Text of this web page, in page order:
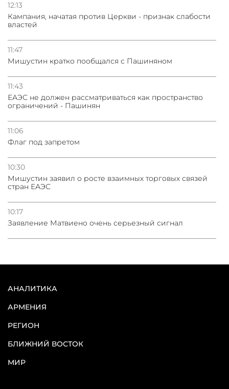
12:13
Кампания, начатая против Церкви - признак слабости
властей
11:47
Мишустин кратко пообщался с Пашиняном
11:43
ЕАЭС не должен рассматриваться как пространство
ограничений - Пашинян
11:06
Флаг под запретом
10:30
Мишустин заявил о росте взаимных торговых связей
стран ЕАЭС
10:17
Заявление Матвиено очень серьезный сигнал
АНАЛИТИКА
АРМЕНИЯ
РЕГИОН
БЛИЖНИЙ ВОСТОК
МИР